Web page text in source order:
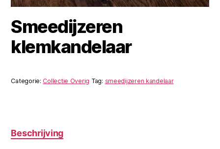
Smeedijzeren
klemkandelaar
Categorie: Collectie Overig Tag: smeedijzeren kandelaar
Beschrijving